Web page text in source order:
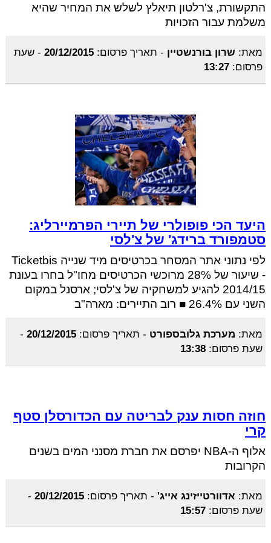
התקשורת, צ'רלטון תיאלץ לשלש את המחיר שהיא
משלמת עבור הזכויות
מאת: שרון בורנשטיין - תאריך פרסום: 20/12/2015
- שעת
פרסום: 13:27
היעד הכי פופולרי של תיירי הפרמיירליג:
סטמפורד ברידג' של צ'לסי
לפי נתוני אתר המסחר בכרטיסים מיד שנייה Ticketbis
- שיעור של 28% מרוכשי הכרטיסים מחו"ל בחרו בעונת
2014/15 להגיע למשחקיה של צ'לסי; ארסנל במקום
השני עם 26.4% ■ רוב התיירים: מארה"ב
מאת: מערכת גלובספורט - תאריך פרסום: 20/12/2015
-
שעת פרסום: 13:38
חוזה חסות ענק לבריטה עם הכדורסלן סטף
קרי
אלוף ה-NBA יפרסם את חברת מסנני המים בשנים
הקרובות
מאת: אדוורטייזינג אייג' - תאריך פרסום: 20/12/2015
-
שעת פרסום: 15:57